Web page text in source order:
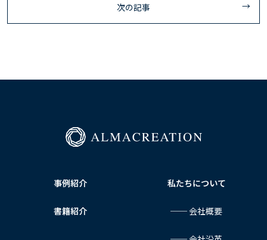
次の記事
事例紹介
書籍紹介
私たちについて
── 会社概要